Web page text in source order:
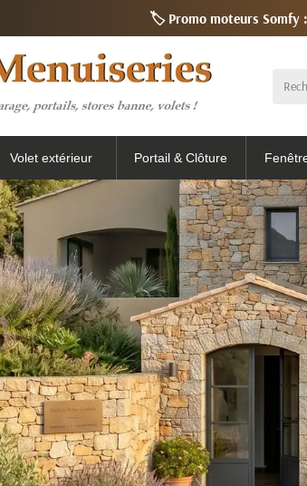
🏷️ Promo moteurs Somfy
Volet extérieur Portail & Clôture